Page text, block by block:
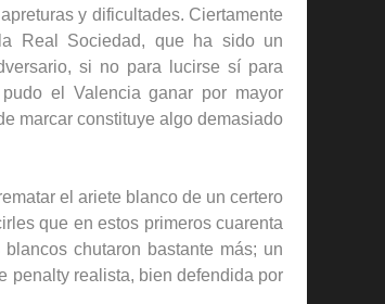
y dificultades. Ciertamente
Real Sociedad, que ha sido un
si no para lucirse sí para
el Valencia ganar por mayor
marcar constituye algo demasiado
el ariete blanco de un certero
que en estos primeros cuarenta
chutaron bastante más; un
penalty realista, bien defendida por